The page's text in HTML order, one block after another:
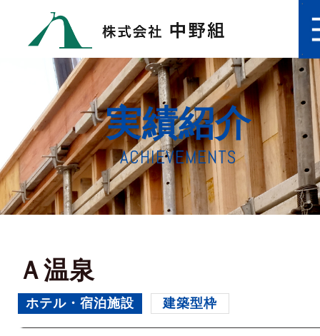
実績紹介
ACHIEVEMENTS
Ａ温泉
ホテル・宿泊施設 建築型枠